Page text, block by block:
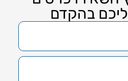
בהקדם